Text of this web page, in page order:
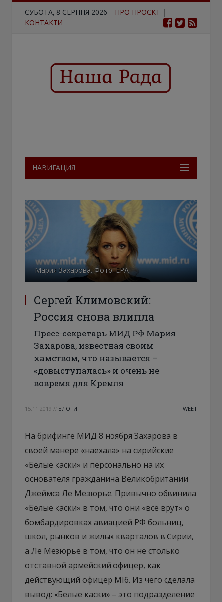
СУБОТА, 8 СЕРПНЯ 2026 | ПРО ПРОЄКТ |
КОНТАКТИ
НАВИГАЦИЯ
Мария Захарова. Фото: ЕРА
Сергей Климовский:
Россия снова влипла
Пресс-секретарь МИД РФ Мария
Захарова, известная своим
хамством, что называется –
«довыступалась» и очень не
вовремя для Кремля
15.11.2019 // БЛОГИ TWEET
На брифинге МИД 8 ноября Захарова в
своей манере «наехала» на сирийские
«Белые каски» и персонально на их
основателя гражданина Великобритании
Джеймса Ле Мезюрье. Привычно обвинила
«Белые каски» в том, что они «всё врут» о
бомбардировках авиацией РФ больниц,
школ, рынков и жилых кварталов в Сирии,
а Ле Мезюрье в том, что он не столько
отставной армейский офицер, как
действующий офицер MI6. Из чего сделала
вывод: «Белые каски» – это подразделение